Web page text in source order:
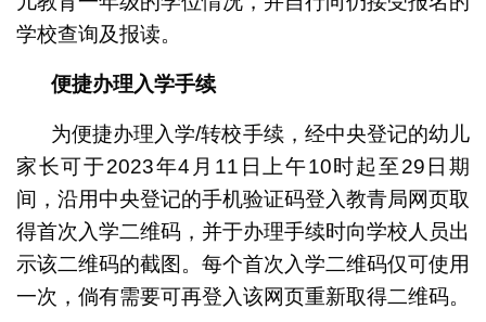
学校查询及报读。
便捷办理入学手续
为便捷办理入学/转校手续，经中央登记的幼儿
家长可于2023年4月11日上午10时起至29日期
间，沿用中央登记的手机验证码登入教青局网页取
得首次入学二维码，并于办理手续时向学校人员出
示该二维码的截图。每个首次入学二维码仅可使用
一次，倘有需要可再登入该网页重新取得二维码。